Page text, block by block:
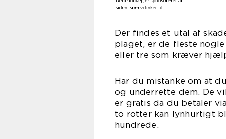
Der findes et utal af
plaget, er de fleste
eller tre som kræver
Har du mistanke om at
og underrette dem. De
er gratis da du betaler
to rotter kan lynhurtigt